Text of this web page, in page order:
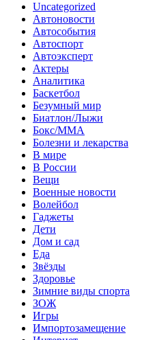
Uncategorized
Автоновости
Автособытия
Автоспорт
Автоэксперт
Актеры
Аналитика
Баскетбол
Безумный мир
Биатлон/Лыжи
Бокс/MMA
Болезни и лекарства
В мире
В России
Вещи
Военные новости
Волейбол
Гаджеты
Дети
Дом и сад
Еда
Звёзды
Здоровье
Зимние виды спорта
ЗОЖ
Игры
Импортозамещение